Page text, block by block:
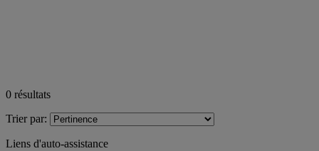
0 résultats
Trier par:
Liens d'auto-assistance